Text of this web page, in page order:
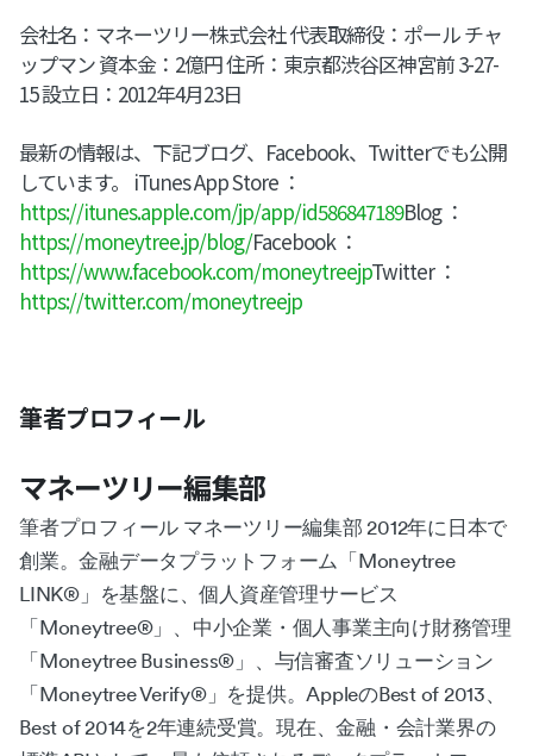
会社名：マネーツリー株式会社 代表取締役：ポール チャ
ップマン 資本金：2億円 住所：東京都渋谷区神宮前 3-27-
15 設立日：2012年4月23日
最新の情報は、下記ブログ、Facebook、Twitterでも公開
しています。 iTunes App Store ：
https://itunes.apple.com/jp/app/id586847189Blog ：
https://moneytree.jp/blog/Facebook ：
https://www.facebook.com/moneytreejpTwitter ：
https://twitter.com/moneytreejp
筆者プロフィール
マネーツリー編集部
筆者プロフィール マネーツリー編集部 2012年に日本で
創業。金融データプラットフォーム「Moneytree
LINK®︎」を基盤に、個人資産管理サービス
「Moneytree®︎」、中小企業・個人事業主向け財務管理
「Moneytree Business®︎」、与信審査ソリューション
「Moneytree Verify®︎」を提供。AppleのBest of 2013、
Best of 2014を2年連続受賞。現在、金融・会計業界の